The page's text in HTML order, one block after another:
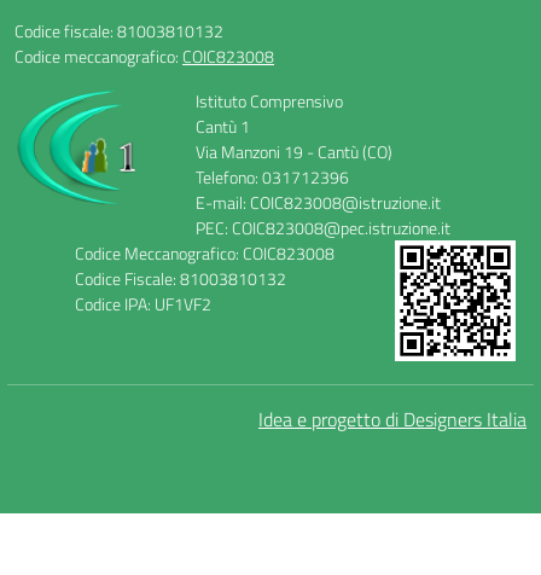
Codice fiscale: 81003810132
Codice meccanografico: COIC823008
Istituto Comprensivo
Cantù 1
Via Manzoni 19 - Cantù (CO)
Telefono: 031712396
E-mail: COIC823008@istruzione.it
PEC: COIC823008@pec.istruzione.it
Codice Meccanografico: COIC823008
Codice Fiscale: 81003810132
Codice IPA: UF1VF2
Idea e progetto di Designers Italia